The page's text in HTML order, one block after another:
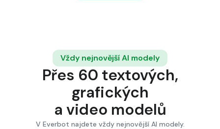
Vždy nejnovější AI modely
Přes 60 textových,
grafických
a video modelů
V Everbot najdete vždy nejnovější AI modely.